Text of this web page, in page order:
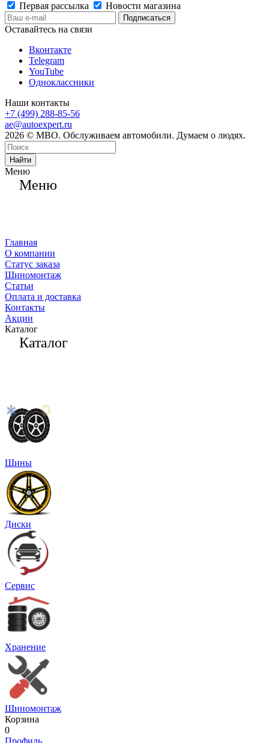
Первая рассылка
Новости магазина
Оставайтесь на связи
Вконтакте
Telegram
YouTube
Одноклассники
Наши контакты
+7 (499) 288-85-56
ae@autoexpert.ru
2026 © МВО. Обслуживаем автомобили. Думаем о людях.
Найти
Меню
Меню
Главная
О компании
Статус заказа
Шиномонтаж
Статьи
Оплата и доставка
Контакты
Акции
Каталог
Каталог
Шины
Диски
Сервис
Хранение
Шиномонтаж
Корзина
0